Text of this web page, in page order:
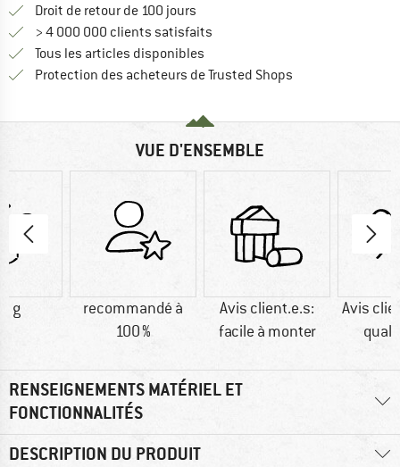
Droit de retour de 100 jours
> 4 000 000 clients satisfaits
Tous les articles disponibles
Protection des acheteurs de Trusted Shops
VUE D'ENSEMBLE
g
recommandé à
100 %
Avis client.e.s:
facile à monter
Avis
RENSEIGNEMENTS MATÉRIEL ET
FONCTIONNALITÉS
DESCRIPTION DU PRODUIT